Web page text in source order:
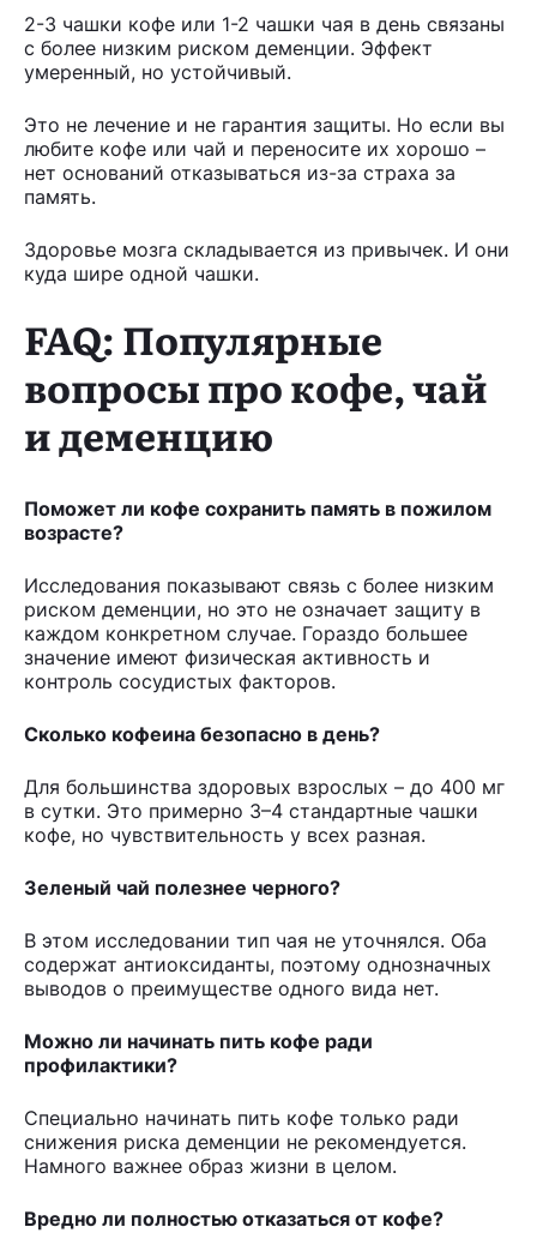
2-3 чашки кофе или 1-2 чашки чая в день связаны
с более низким риском деменции. Эффект
умеренный, но устойчивый.
Это не лечение и не гарантия защиты. Но если вы
любите кофе или чай и переносите их хорошо –
нет оснований отказываться из-за страха за
память.
Здоровье мозга складывается из привычек. И они
куда шире одной чашки.
FAQ: Популярные
вопросы про кофе, чай
и деменцию
Поможет ли кофе сохранить память в пожилом
возрасте?
Исследования показывают связь с более низким
риском деменции, но это не означает защиту в
каждом конкретном случае. Гораздо большее
значение имеют физическая активность и
контроль сосудистых факторов.
Сколько кофеина безопасно в день?
Для большинства здоровых взрослых – до 400 мг
в сутки. Это примерно 3–4 стандартные чашки
кофе, но чувствительность у всех разная.
Зеленый чай полезнее черного?
В этом исследовании тип чая не уточнялся. Оба
содержат антиоксиданты, поэтому однозначных
выводов о преимуществе одного вида нет.
Можно ли начинать пить кофе ради
профилактики?
Специально начинать пить кофе только ради
снижения риска деменции не рекомендуется.
Намного важнее образ жизни в целом.
Вредно ли полностью отказаться от кофе?